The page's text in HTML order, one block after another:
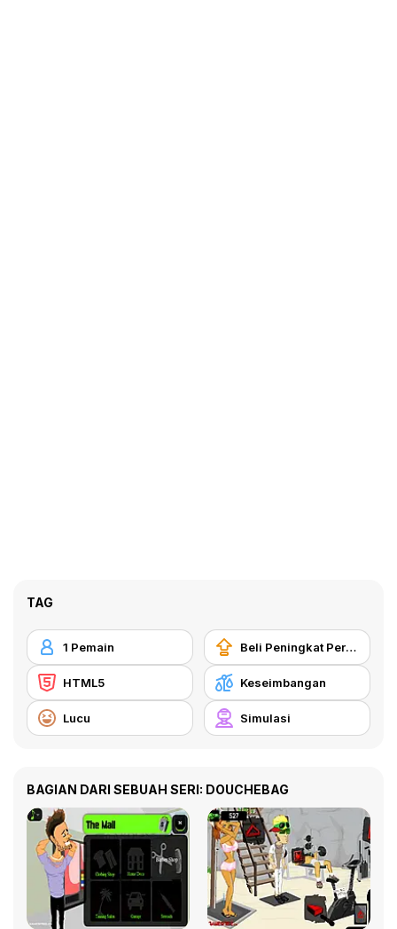
TAG
1 Pemain Beli Peningkat Peralatan
HTML5 Keseimbangan
Lucu Simulasi
BAGIAN DARI SEBUAH SERI: DOUCHEBAG